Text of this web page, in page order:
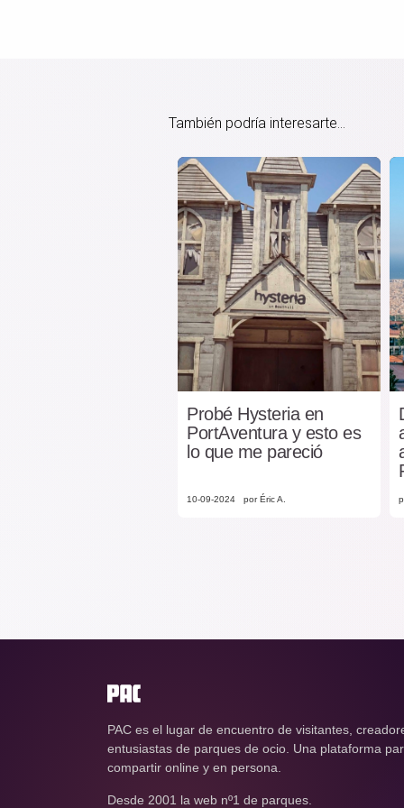
También podría interesarte...
Probé Hysteria en
PortAventura y esto es
lo que me pareció
10-09-2024 por Éric A.
PAC es el lugar de encuentro de visitantes,
entusiastas de parques de ocio. Una plataforma
compartir online y en persona.
Desde 2001 la web nº1 de parques.